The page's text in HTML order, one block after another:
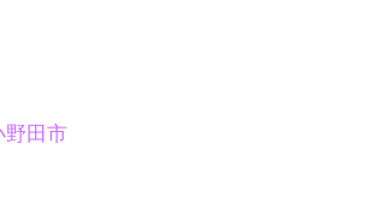
野田市